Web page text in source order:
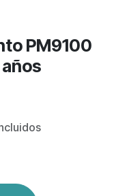
PM9100